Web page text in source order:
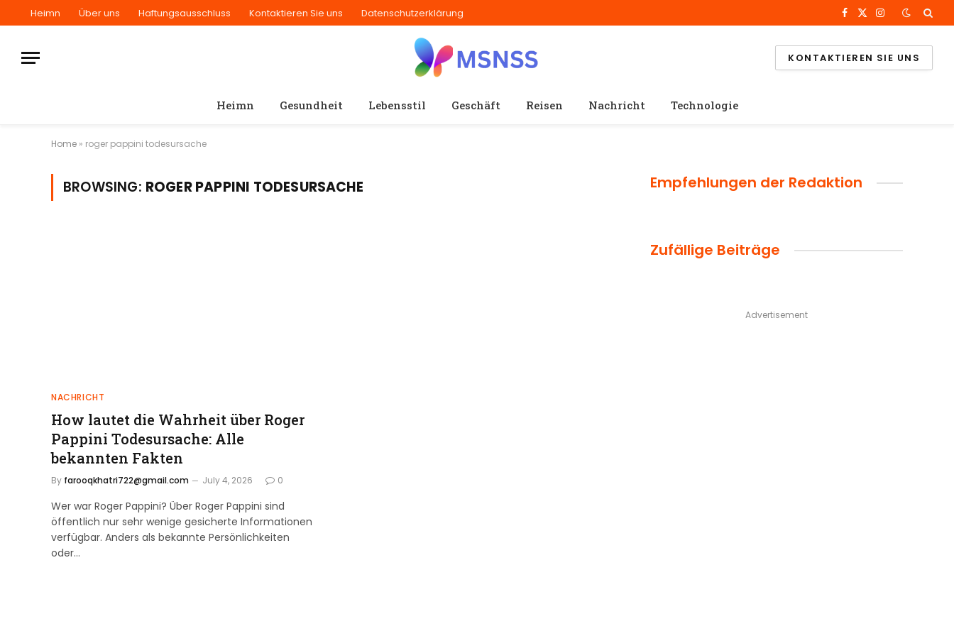
Heimn Über uns Haftungsausschluss Kontaktieren Sie uns Datenschutzerklärung Facebook
X
Instagram
KONTAKTIEREN SIE UNS
Heimn Gesundheit Lebensstil Geschäft Reisen Nachricht Technologie
Home » roger pappini todesursache
BROWSING: ROGER PAPPINI TODESURSACHE
NACHRICHT
How lautet die Wahrheit über Roger
Pappini Todesursache: Alle
bekannten Fakten
By farooqkhatri722@gmail.com July 4, 2026 0
Wer war Roger Pappini? Über Roger Pappini sind
öffentlich nur sehr wenige gesicherte Informationen
verfügbar. Anders als bekannte Persönlichkeiten
oder…
Empfehlungen der Redaktion
Zufällige Beiträge
Advertisement